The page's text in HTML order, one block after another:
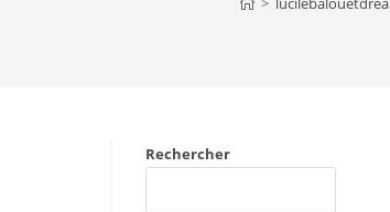
Rechercher